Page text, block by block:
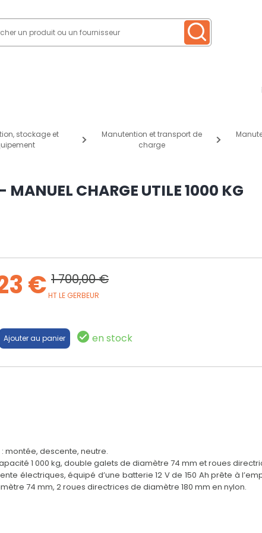
stockage et
Manutention et transport de
charge
MANUEL CHARGE UTILE 1000 KG
€ 1 700,00 €
HT LE GERBEUR
en stock
: montée, descente, neutre.
1 000 kg, double galets de diamètre 74 mm et roues
électriques, équipé d’une batterie 12 V de 150 Ah prête à
74 mm, 2 roues directrices de diamètre 180 mm en nylon.